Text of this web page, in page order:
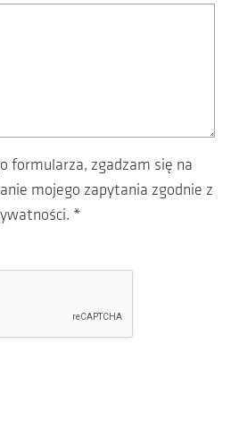
formularza, zgadzam się na
mojego zapytania zgodnie z
*